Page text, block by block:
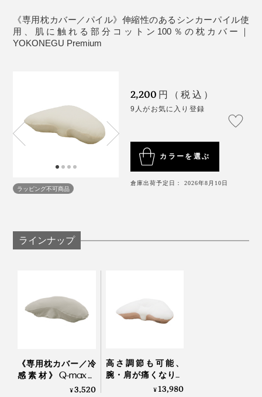
《専用枕カバー／パイル》伸縮性のあるシンカーパイル使
用、肌に触れる部分コットン100％の枕カバー｜
YOKONEGU Premium
ラッピング不可商品
2,200 円（税込）
9人がお気に入り登録
カラーを選ぶ
倉庫出荷予定日： 2026年8月10日
ラインナップ
《専用枕カバー／冷
感素材》Q-max値
0.311 旭化成「エラク
¥3,520
高さ調節も可能、
腕・肩が痛くなりに
くい「横向き寝 専用
¥13,980